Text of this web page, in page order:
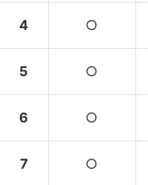
4 ○
5 ○
6 ○
7 ○